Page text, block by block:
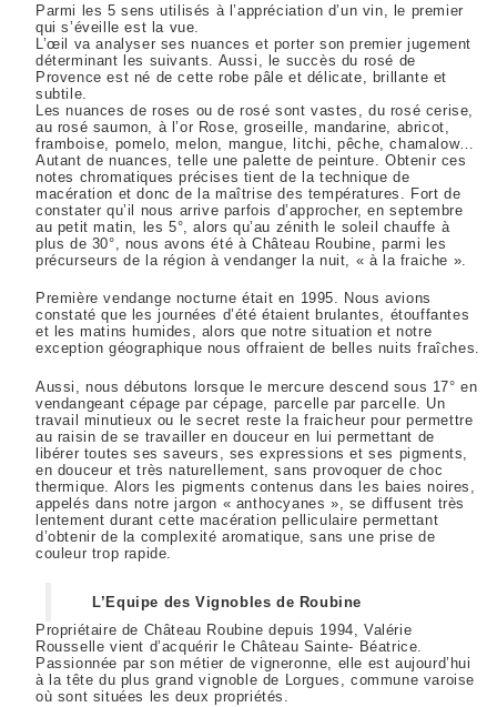
Parmi les 5 sens utilisés à l’appréciation d’un vin, le premier
qui s’éveille est la vue.
L’œil va analyser ses nuances et porter son premier jugement
déterminant les suivants. Aussi, le succès du rosé de
Provence est né de cette robe pâle et délicate, brillante et
subtile.
Les nuances de roses ou de rosé sont vastes, du rosé cerise,
au rosé saumon, à l’or Rose, groseille, mandarine, abricot,
framboise, pomelo, melon, mangue, litchi, pêche, chamalow…
Autant de nuances, telle une palette de peinture. Obtenir ces
notes chromatiques précises tient de la technique de
macération et donc de la maîtrise des températures. Fort de
constater qu’il nous arrive parfois d’approcher, en septembre
au petit matin, les 5°, alors qu’au zénith le soleil chauffe à
plus de 30°, nous avons été à Château Roubine, parmi les
précurseurs de la région à vendanger la nuit, « à la fraiche ».
Première vendange nocturne était en 1995. Nous avions
constaté que les journées d’été étaient brulantes, étouffantes
et les matins humides, alors que notre situation et notre
exception géographique nous offraient de belles nuits fraîches.
Aussi, nous débutons lorsque le mercure descend sous 17° en
vendangeant cépage par cépage, parcelle par parcelle. Un
travail minutieux ou le secret reste la fraicheur pour permettre
au raisin de se travailler en douceur en lui permettant de
libérer toutes ses saveurs, ses expressions et ses pigments,
en douceur et très naturellement, sans provoquer de choc
thermique. Alors les pigments contenus dans les baies noires,
appelés dans notre jargon « anthocyanes », se diffusent très
lentement durant cette macération pelliculaire permettant
d’obtenir de la complexité aromatique, sans une prise de
couleur trop rapide.
L’Equipe des Vignobles de Roubine
Propriétaire de Château Roubine depuis 1994, Valérie
Rousselle vient d’acquérir le Château Sainte- Béatrice.
Passionnée par son métier de vigneronne, elle est aujourd’hui
à la tête du plus grand vignoble de Lorgues, commune varoise
où sont situées les deux propriétés.